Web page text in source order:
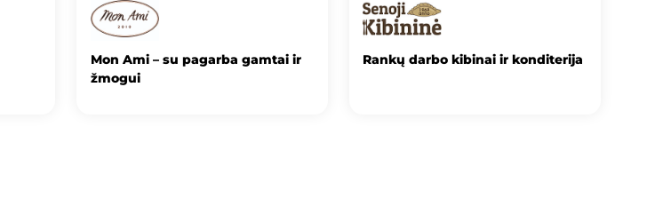
Mon Ami – su pagarba gamtai ir
žmogui
Rankų darbo kibinai ir konditerija